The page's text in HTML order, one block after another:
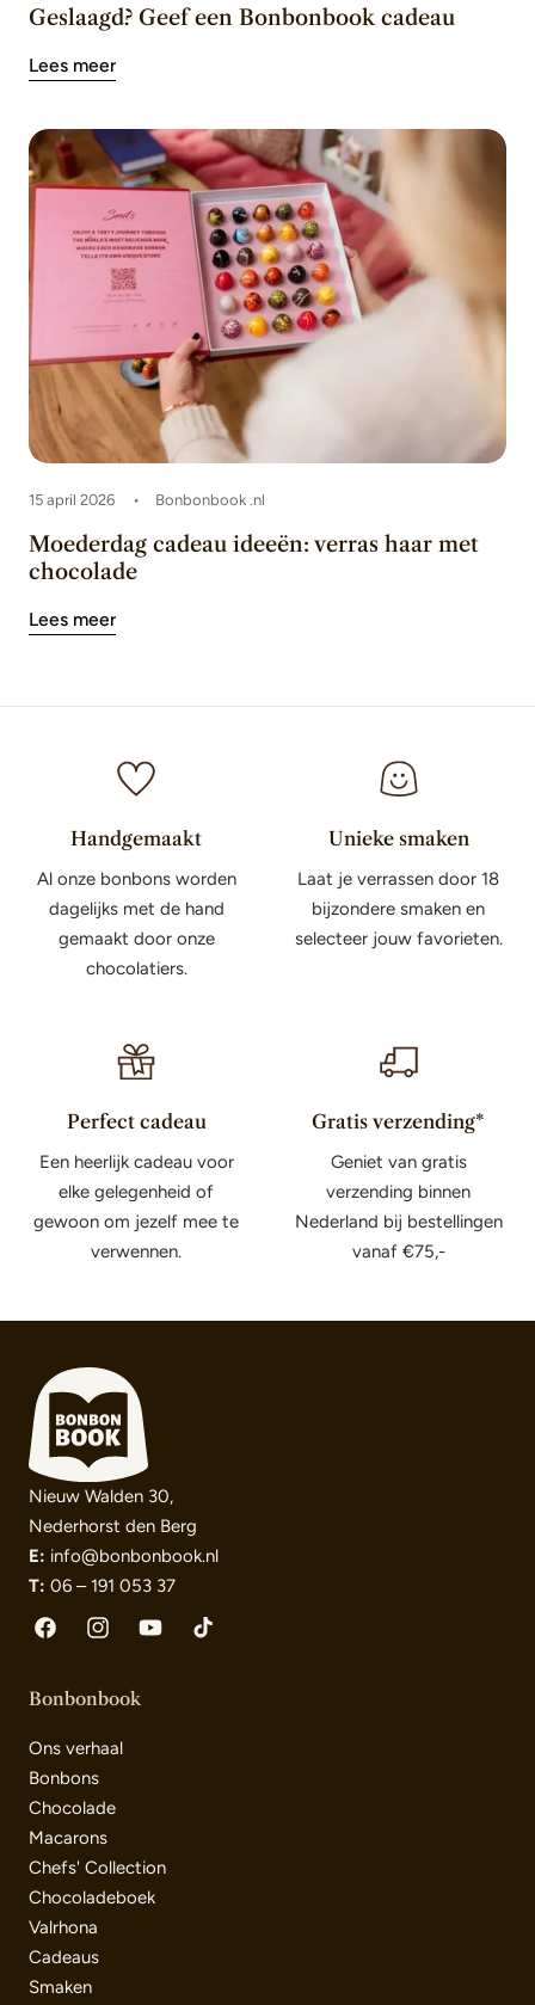
Geslaagd? Geef een Bonbonbook cadeau
Lees meer
15 april 2026 Bonbonbook .nl
Moederdag cadeau ideeën: verras haar met
chocolade
Lees meer
Handgemaakt
Al onze bonbons worden
dagelijks met de hand
gemaakt door onze
chocolatiers.
Unieke smaken
Laat je verrassen door 18
bijzondere smaken en
selecteer jouw favorieten.
Perfect cadeau
Een heerlijk cadeau voor
elke gelegenheid of
gewoon om jezelf mee te
verwennen.
Gratis verzending*
Geniet van gratis
verzending binnen
Nederland bij bestellingen
vanaf €75,-
Nieuw Walden 30,
Nederhorst den Berg
E: info@bonbonbook.nl
T: 06 – 191 053 37
FacebookInstagramYouTubeTikTok
Bonbonbook
Ons verhaal
Bonbons
Chocolade
Macarons
Chefs' Collection
Chocoladeboek
Valrhona
Cadeaus
Smaken